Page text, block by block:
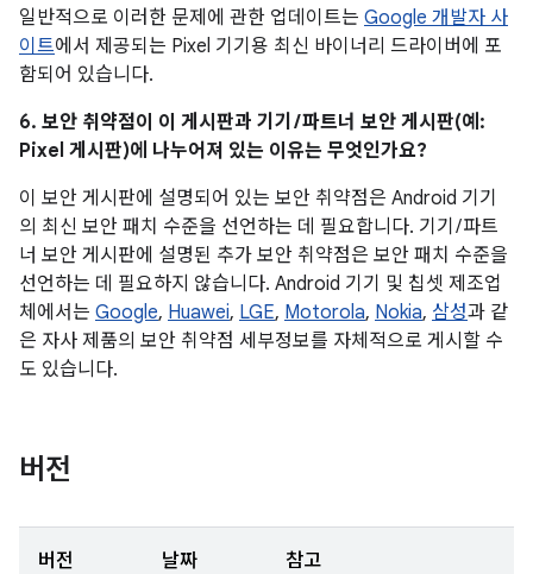
일반적으로 이러한 문제에 관한 업데이트는 Google 개발자 사
이트에서 제공되는 Pixel 기기용 최신 바이너리 드라이버에 포
함되어 있습니다.
6. 보안 취약점이 이 게시판과 기기 / 파트너 보안 게시판(예:
Pixel 게시판)에 나누어져 있는 이유는 무엇인가요?
이 보안 게시판에 설명되어 있는 보안 취약점은 Android 기기
의 최신 보안 패치 수준을 선언하는 데 필요합니다. 기기 / 파트
너 보안 게시판에 설명된 추가 보안 취약점은 보안 패치 수준을
선언하는 데 필요하지 않습니다. Android 기기 및 칩셋 제조업
체에서는 Google, Huawei, LGE, Motorola, Nokia, 삼성과 같
은 자사 제품의 보안 취약점 세부정보를 자체적으로 게시할 수
도 있습니다.
버전
버전 날짜 참고